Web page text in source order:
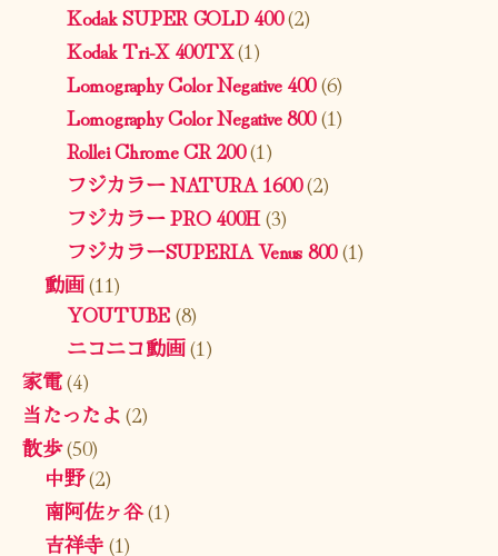
Kodak SUPER GOLD 400(2)
Kodak Tri-X 400TX(1)
Lomography Color Negative 400(6)
Lomography Color Negative 800(1)
Rollei Chrome CR 200(1)
フジカラー NATURA 1600(2)
フジカラー PRO 400H(3)
フジカラーSUPERIA Venus 800(1)
動画(11)
YOUTUBE(8)
ニコニコ動画(1)
家電(4)
当たったよ(2)
散歩(50)
中野(2)
南阿佐ヶ谷(1)
吉祥寺(1)